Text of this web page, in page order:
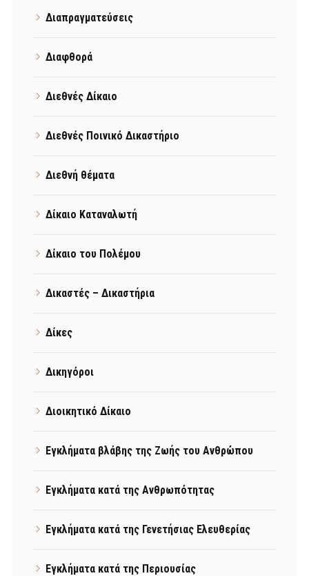
Διαπραγματεύσεις
Διαφθορά
Διεθνές Δίκαιο
Διεθνές Ποινικό Δικαστήριο
Διεθνή θέματα
Δίκαιο Καταναλωτή
Δίκαιο του Πολέμου
Δικαστές – Δικαστήρια
Δίκες
Δικηγόροι
Διοικητικό Δίκαιο
Εγκλήματα βλάβης της Ζωής του Ανθρώπου
Εγκλήματα κατά της Ανθρωπότητας
Εγκλήματα κατά της Γενετήσιας Ελευθερίας
Εγκλήματα κατά της Περιουσίας